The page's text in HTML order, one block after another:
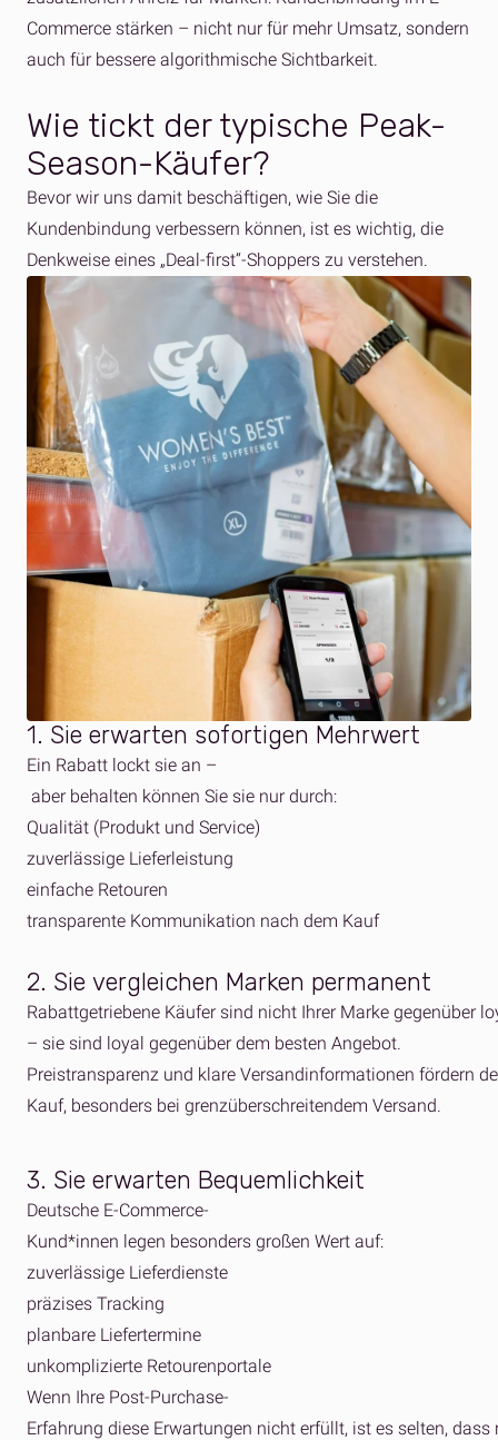
Commerce stärken – nicht nur für mehr Umsatz, sondern
auch für bessere algorithmische Sichtbarkeit.
Wie tickt der typische Peak-
Season-Käufer?
Bevor wir uns damit beschäftigen, wie Sie die
Kundenbindung verbessern können, ist es wichtig, die
Denkweise eines „Deal-first“-Shoppers zu verstehen.
1. Sie erwarten sofortigen Mehrwert
Ein Rabatt lockt sie an –
aber behalten können Sie sie nur durch:
Qualität (Produkt und Service)
zuverlässige Lieferleistung
einfache Retouren
transparente Kommunikation nach dem Kauf
2. Sie vergleichen Marken permanent
Rabattgetriebene Käufer sind nicht Ihrer Marke gegenüber
– sie sind loyal gegenüber dem besten Angebot.
Preistransparenz und klare Versandinformationen fördern
Kauf, besonders bei grenzüberschreitendem Versand.
3. Sie erwarten Bequemlichkeit
Deutsche E-Commerce-
Kund*innen legen besonders großen Wert auf:
zuverlässige Lieferdienste
präzises Tracking
planbare Liefertermine
unkomplizierte Retourenportale
Wenn Ihre Post-Purchase-
Erfahrung diese Erwartungen nicht erfüllt, ist es selten,